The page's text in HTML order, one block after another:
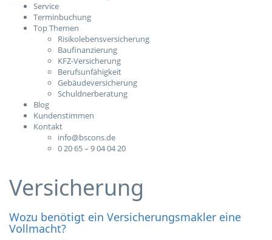
content
Service
Terminbuchung
Top Themen
Risikolebensversicherung
Baufinanzierung
KFZ-Versicherung
Berufsunfähigkeit
Gebäudeversicherung
Schuldnerberatung
Blog
Kundenstimmen
Kontakt
info@bscons.de
0 20 65 – 9 04 04 20
Versicherung
Wozu benötigt ein Versicherungsmakler eine
Vollmacht?